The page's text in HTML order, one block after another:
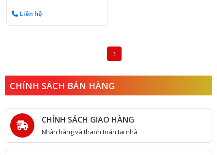
Liên hệ
1
CHÍNH SÁCH BÁN HÀNG
CHÍNH SÁCH GIAO HÀNG
Nhận hàng và thanh toán tại nhà